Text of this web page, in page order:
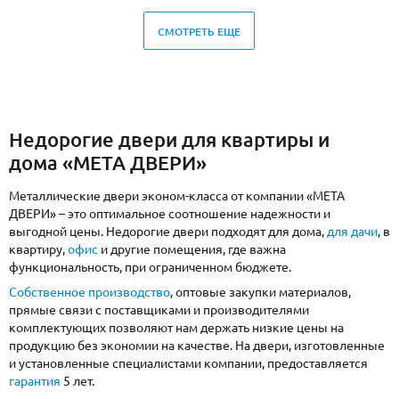
СМОТРЕТЬ ЕЩЕ
Недорогие двери для квартиры и
дома «МЕТА ДВЕРИ»
Металлические двери эконом-класса от компании «МЕТА
ДВЕРИ» – это оптимальное соотношение надежности и
выгодной цены. Недорогие двери подходят для дома, для дачи, в
квартиру,офис и другие помещения, где важна
функциональность, при ограниченном бюджете.
Собственное производство, оптовые закупки материалов,
прямые связи с поставщиками и производителями
комплектующих позволяют нам держать низкие цены на
продукцию без экономии на качестве. На двери, изготовленные
и установленные специалистами компании, предоставляется
гарантия 5 лет.